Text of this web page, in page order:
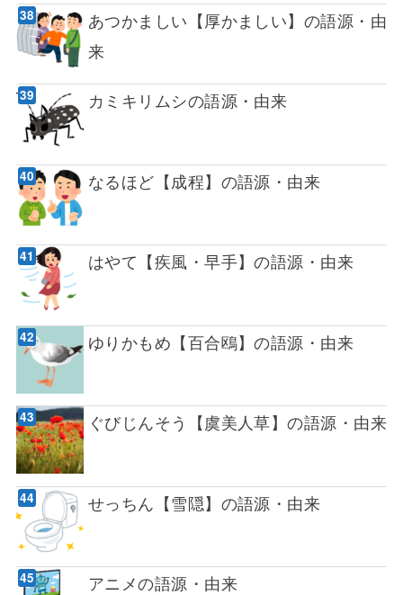
あつかましい【厚かましい】の語源・由
来
カミキリムシの語源・由来
なるほど【成程】の語源・由来
はやて【疾風・早手】の語源・由来
ゆりかもめ【百合鴎】の語源・由来
ぐびじんそう【虞美人草】の語源・由来
せっちん【雪隠】の語源・由来
アニメの語源・由来